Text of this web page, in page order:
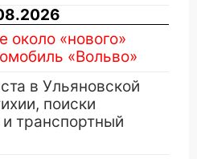
около «нового»
«Вольво»
в Ульяновской
поиски
транспортный